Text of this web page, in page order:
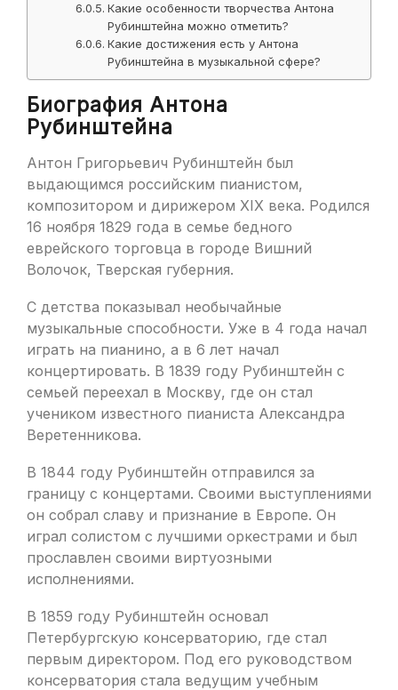
Какие особенности творчества Антона
Рубинштейна можно отметить?
Какие достижения есть у Антона
Рубинштейна в музыкальной сфере?
Биография Антона
Рубинштейна
Антон Григорьевич Рубинштейн был
выдающимся российским пианистом,
композитором и дирижером XIX века. Родился
16 ноября 1829 года в семье бедного
еврейского торговца в городе Вишний
Волочок, Тверская губерния.
С детства показывал необычайные
музыкальные способности. Уже в 4 года начал
играть на пианино, а в 6 лет начал
концертировать. В 1839 году Рубинштейн с
семьей переехал в Москву, где он стал
учеником известного пианиста Александра
Веретенникова.
В 1844 году Рубинштейн отправился за
границу с концертами. Своими выступлениями
он собрал славу и признание в Европе. Он
играл солистом с лучшими оркестрами и был
прославлен своими виртуозными
исполнениями.
В 1859 году Рубинштейн основал
Петербургскую консерваторию, где стал
первым директором. Под его руководством
консерватория стала ведущим учебным